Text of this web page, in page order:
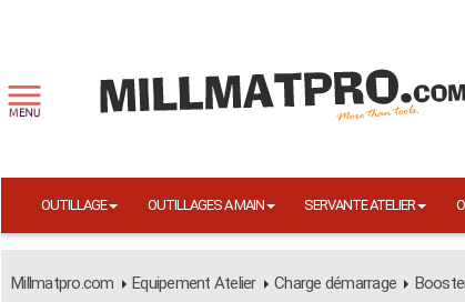
OUTILLAGE OUTILLAGES A MAIN SERVANTE ATELIER
Millmatpro.com Equipement Atelier Charge démarrage